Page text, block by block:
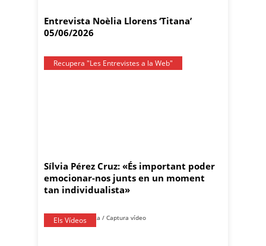
Entrevista Noèlia Llorens ‘Titana’
05/06/2026
Recupera "Les Entrevistes a la Web"
Sílvia Pérez Cruz: «És important poder
emocionar-nos junts en un moment
tan individualista»
Els Vídeos